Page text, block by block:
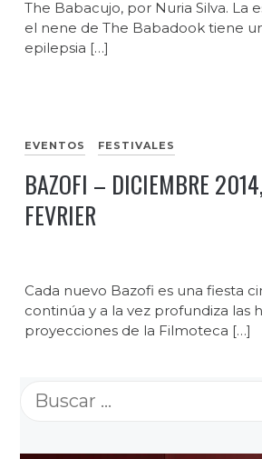
The Babacujo, por Nuria Silva. La
el nene de The Babadook tiene
epilepsia […]
EVENTOS FESTIVALES
BAZOFI – DICIEMBRE
FEVRIER
Cada nuevo Bazofi es una fiesta
continúa y a la vez profundiza las
proyecciones de la Filmoteca […]
Buscar: